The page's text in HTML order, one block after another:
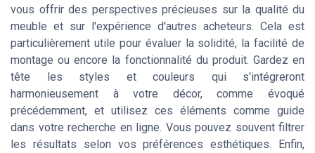
vous offrir des perspectives précieuses sur la qualité du
meuble et sur l'expérience d'autres acheteurs. Cela est
particulièrement utile pour évaluer la solidité, la facilité de
montage ou encore la fonctionnalité du produit. Gardez en
tête les styles et couleurs qui s'intégreront
harmonieusement à votre décor, comme évoqué
précédemment, et utilisez ces éléments comme guide
dans votre recherche en ligne. Vous pouvez souvent filtrer
les résultats selon vos préférences esthétiques. Enfin,